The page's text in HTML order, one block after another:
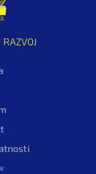
Zagreb (BISZ),
s britanskim
sustav tek
stoji korporacija,
Tinom Svenom
a danas liderom
znanja.
je bila ideja iza
RAZVOJ